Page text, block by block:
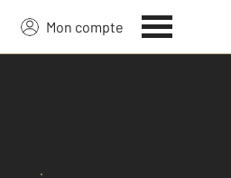
Mon compte
ma recherche